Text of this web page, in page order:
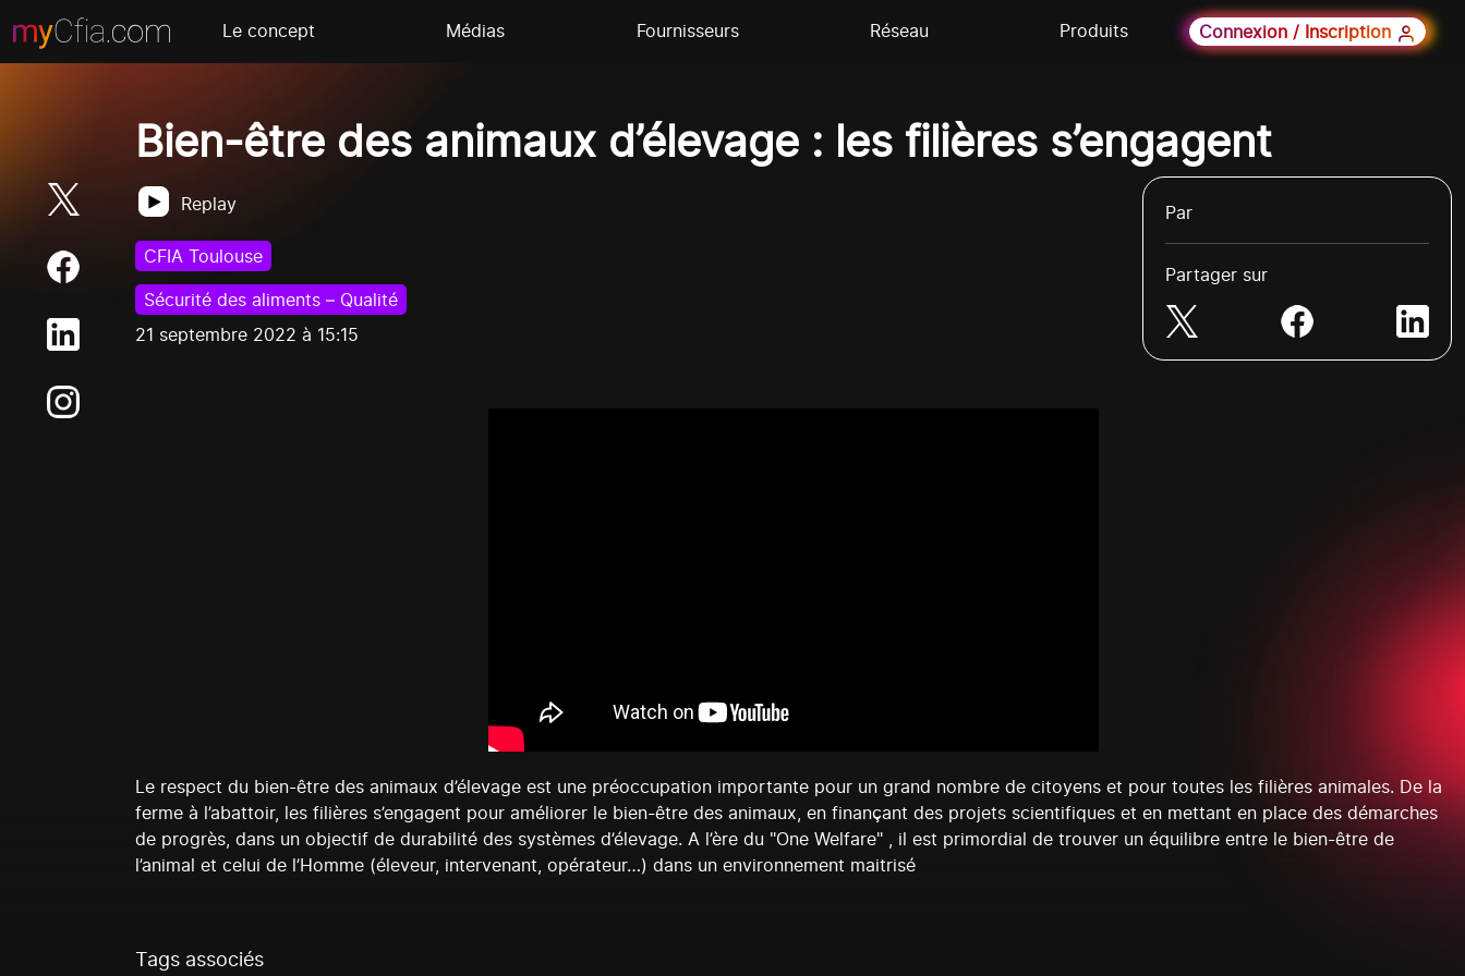
Le concept Médias Fournisseurs Réseau Produits Connexion / Inscription
Bien-être des animaux d’élevage : les filières s’engagent
Replay
CFIA Toulouse
Sécurité des aliments – Qualité
21 septembre 2022 à 15:15
Par
Partager sur
Le respect du bien-être des animaux d’élevage est une préoccupation importante pour un grand nombre de citoyens et pour toutes les filières animales. De la
ferme à l’abattoir, les filières s’engagent pour améliorer le bien-être des animaux, en finançant des projets scientifiques et en mettant en place des démarches
de progrès, dans un objectif de durabilité des systèmes d’élevage. A l’ère du "One Welfare" , il est primordial de trouver un équilibre entre le bien-être de
l’animal et celui de l’Homme (éleveur, intervenant, opérateur…) dans un environnement maitrisé
Tags associés